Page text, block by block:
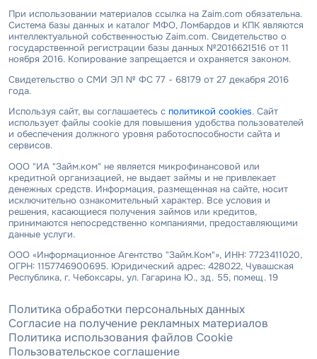
При использовании материалов ссылка на Zaim.com обязательна.
Система базы данных и каталог МФО, Ломбардов и КПК являются
интеллектуальной собственностью Zaim.com. Свидетельство о
государственной регистрации базы данных №2016621516 от 11
ноября 2016. Копирование запрещается и охраняется законом.
Свидетельство о СМИ ЭЛ № ФС 77 - 68179 от 27 декабря 2016
года.
Используя сайт, вы соглашаетесь с политикой cookies. Сайт
использует файлы cookie для повышения удобства пользователей
и обеспечения должного уровня работоспособности сайта и
сервисов.
ООО "ИА "Займ.ком" не является микрофинансовой или
кредитной организацией, не выдает займы и не привлекает
денежных средств. Информация, размещенная на сайте, носит
исключительно ознакомительный характер. Все условия и
решения, касающиеся получения займов или кредитов,
принимаются непосредственно компаниями, предоставляющими
данные услуги.
ООО «Информационное Агентство "Займ.Ком"», ИНН: 7723411020,
ОГРН: 1157746900695. Юридический адрес: 428022, Чувашская
Республика, г. Чебоксары, ул. Гагарина Ю., зд. 55, помещ. 19
Политика обработки персональных данных
Согласие на получение рекламных материалов
Политика использования файлов Cookie
Пользовательское соглашение